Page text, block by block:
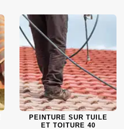
PEINTURE SUR TUILE
ET TOITURE 40